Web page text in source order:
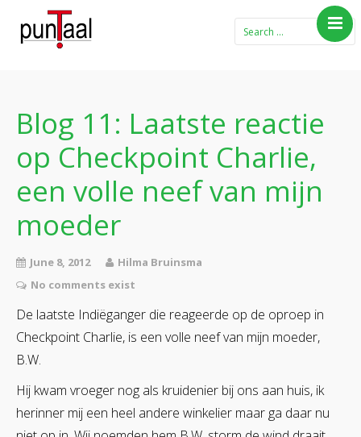
theemeubel
Boeken
Verhalen
Gedichten
Contact
Blog 11: Laatste reactie
op Checkpoint Charlie,
een volle neef van mijn
moeder
June 8, 2012
Hilma Bruinsma
No comments exist
De laatste Indiëganger die reageerde op de oproep in
Checkpoint Charlie, is een volle neef van mijn moeder,
B.W.
Hij kwam vroeger nog als kruidenier bij ons aan huis, ik
herinner mij een heel andere winkelier maar ga daar nu